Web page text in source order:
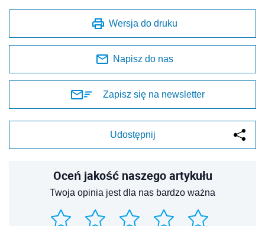
Wersja do druku
Napisz do nas
Zapisz się na newsletter
Udostępnij
Oceń jakość naszego artykułu
Twoja opinia jest dla nas bardzo ważna